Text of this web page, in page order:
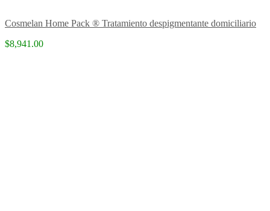
Cosmelan Home Pack ® Tratamiento despigmentante domiciliario
$8,941.00